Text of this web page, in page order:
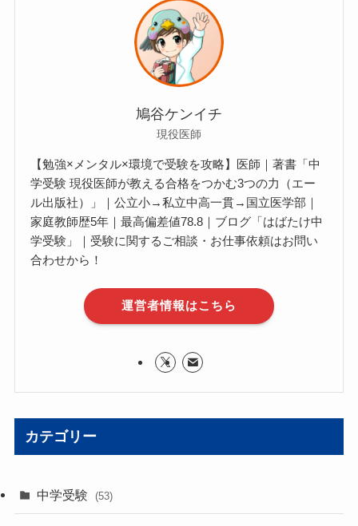
鳩谷ケンイチ
現役医師
【勉強×メンタル×環境で受験を攻略】医師｜著書「中
学受験 現役医師が教える合格をつかむ3つの力（エー
ル出版社）」｜公立小→私立中高一貫→国立医学部｜
家庭教師歴5年｜最高偏差値78.8｜ブログ「はばたけ中
学受験」｜受験に関するご相談・お仕事依頼はお問い
合わせから！
運営者情報はこちら
カテゴリー
中学受験 (53)